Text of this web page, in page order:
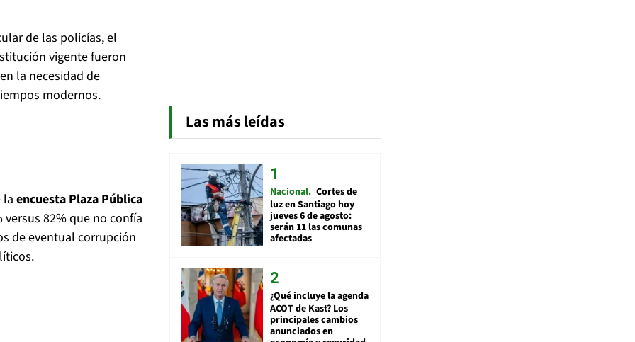
de las policías, el
vigente fueron
la necesidad de
modernos.
la encuesta Plaza Pública
82% que no confía
de eventual corrupción
Las más leídas
Nacional Cortes de
luz en Santiago hoy
jueves 6 de agosto:
serán 11 las comunas
afectadas
¿Qué incluye la agenda
ACOT de Kast? Los
principales cambios
anunciados en